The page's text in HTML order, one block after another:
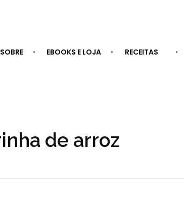
SOBRE EBOOKS E LOJA RECEITAS
de arroz